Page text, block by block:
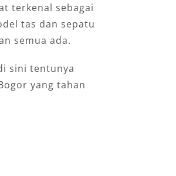
terkenal sebagai
tas dan sepatu
semua ada.
sini tentunya
yang tahan